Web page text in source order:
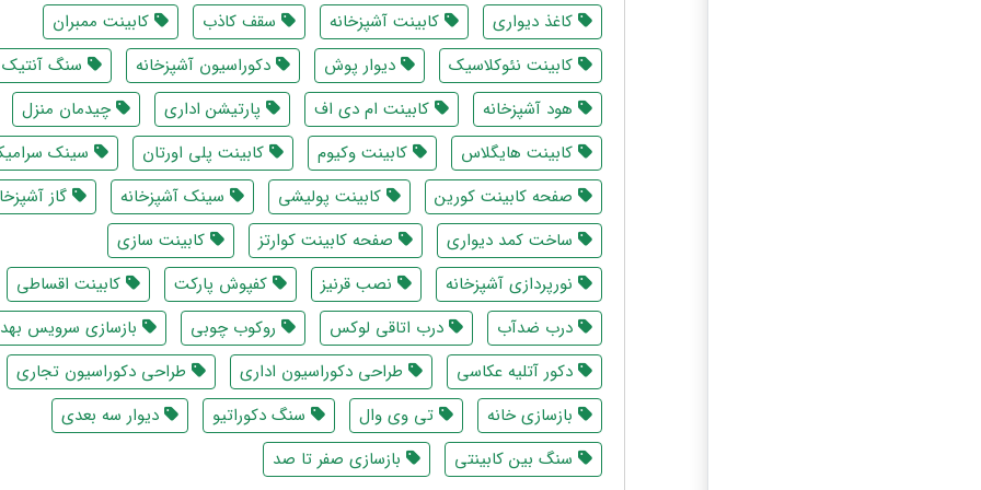
کاغذ دیواری کابینت آشپزخانه سقف کاذب
کابینت ممبران
کابینت نئوکلاسیک
دیوار پوش دکوراسیون آشپزخانه
سنگ آنتیک
هود آشپزخانه
کابینت ام دی اف پارتیشن اداری
چیدمان منزل
کابینت هایگلاس
کابینت وکیوم کابینت پلی اورتان
سینک
صفحه کابینت کورین
کابینت پولیشی سینک آشپزخانه
گاز
ساخت کمد دیواری
صفحه کابینت کوارتز
کابینت سازی
نورپردازی آشپزخانه
نصب قرنیز کفپوش پارکت
کابینت اقساطی
درب ضدآب
درب اتاقی لوکس روکوب چوبی
بازسازی سرویس
دکور آتلیه عکاسی
طراحی دکوراسیون اداری
طراحی دکوراسیون تجاری
بازسازی خانه
تی وی وال سنگ دکوراتیو
دیوار سه بعدی
سنگ بین کابینتی
بازسازی صفر تا صد